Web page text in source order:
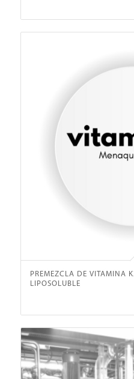
PREMEZCLA DE VITAMINA
LIPOSOLUBLE